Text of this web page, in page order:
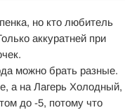
но кто любитель
аккуратней при
можно брать разные.
а на Лагерь Холодный,
до -5, потому что